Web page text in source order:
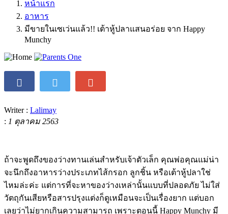
หน้าแรก
อาหาร
มีขายในเซเว่นแล้ว!! เต้าหู้ปลาแสนอร่อย จาก Happy
Munchy
Writer : Lalimay
: 1 ตุลาคม 2563
ถ้าจะพูดถึงของว่างทานเล่นสำหรับเจ้าตัวเล็ก คุณพ่อคุณแม่น่า
จะนึกถึงอาหารว่างประเภทไส้กรอก ลูกชิ้น หรือเต้าหู้ปลาใช่
ไหมล่ะค่ะ แต่การที่จะหาของว่างเหล่านั้นแบบที่ปลอดภัย ไม่ใส่
วัตถุกันเสียหรือสารปรุงแต่งก็ดูเหมือนจะเป็นเรื่องยาก แต่บอก
เลยว่าไม่ยากเกินความสามารถ เพราะตอนนี้ Happy Munchy มี